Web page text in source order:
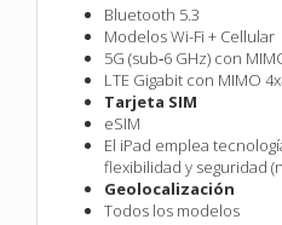
Bluetooth 5.3
Modelos Wi-Fi + Cellular
5G (sub‑6 GHz) con
LTE Gigabit con MIMO
Tarjeta SIM
eSIM
El iPad emplea
flexibilidad y seguridad
Geolocalización
Todos los modelos